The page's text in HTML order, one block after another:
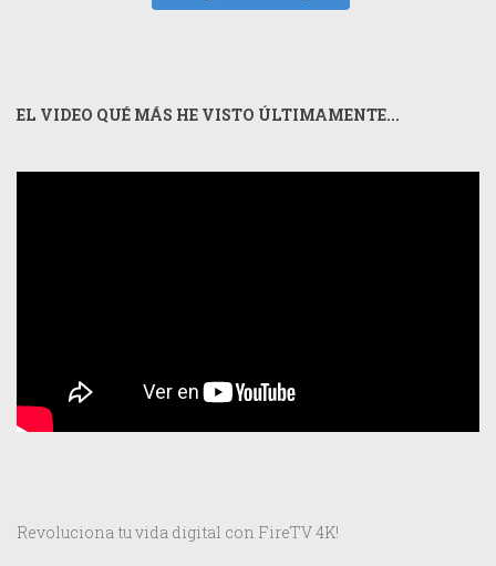
EL VIDEO QUÉ MÁS HE VISTO ÚLTIMAMENTE...
Revoluciona tu vida digital con FireTV 4K!